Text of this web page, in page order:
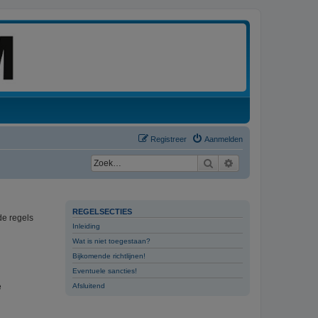
Aanmelden
Registreer
Zoek
REGELSECTIES
Inleiding
Wat is niet toegestaan?
Bijkomende richtlijnen!
Eventuele sancties!
Afsluitend
regels